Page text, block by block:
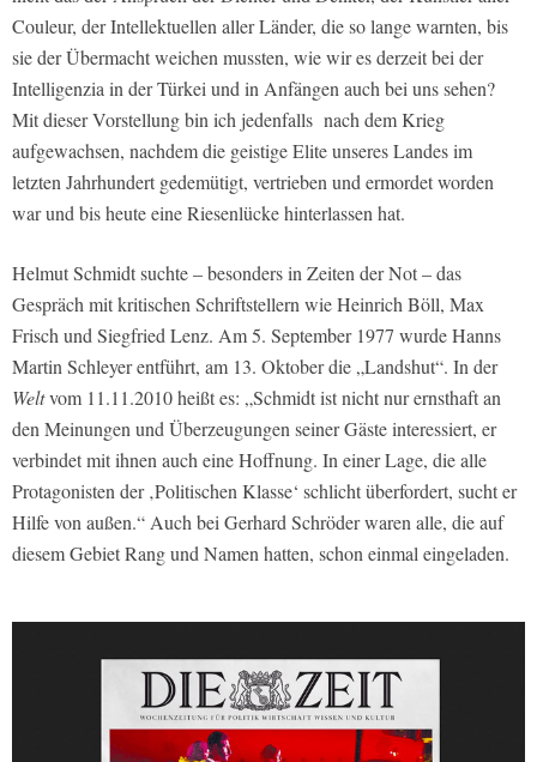
Couleur, der Intellektuellen aller Länder, die so lange warnten, bis
sie der Übermacht weichen mussten, wie wir es derzeit bei der
Intelligenzia in der Türkei und in Anfängen auch bei uns sehen?
Mit dieser Vorstellung bin ich jedenfalls nach dem Krieg
aufgewachsen, nachdem die geistige Elite unseres Landes im
letzten Jahrhundert gedemütigt, vertrieben und ermordet worden
war und bis heute eine Riesenlücke hinterlassen hat.
Helmut Schmidt suchte – besonders in Zeiten der Not – das
Gespräch mit kritischen Schriftstellern wie Heinrich Böll, Max
Frisch und Siegfried Lenz. Am 5. September 1977 wurde Hanns
Martin Schleyer entführt, am 13. Oktober die „Landshut“. In der
Weltvom 11.11.2010 heißt es: „Schmidt ist nicht nur ernsthaft an
den Meinungen und Überzeugungen seiner Gäste interessiert, er
verbindet mit ihnen auch eine Hoffnung. In einer Lage, die alle
Protagonisten der ‚Politischen Klasse‘ schlicht überfordert, sucht er
Hilfe von außen.“ Auch bei Gerhard Schröder waren alle, die auf
diesem Gebiet Rang und Namen hatten, schon einmal eingeladen.